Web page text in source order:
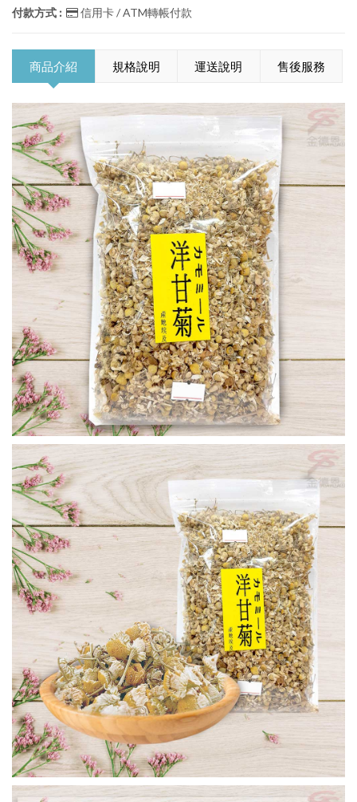
付款方式 : 信用卡 / ATM轉帳付款
商品介紹 規格說明 運送說明 售後服務